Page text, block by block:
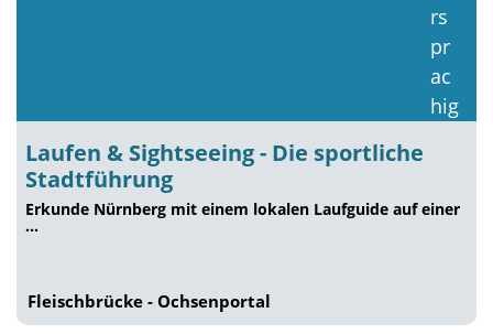
Laufen & Sightseeing - Die sportliche
Stadtführung
Erkunde Nürnberg mit einem lokalen Laufguide auf einer
…
Fleischbrücke - Ochsenportal